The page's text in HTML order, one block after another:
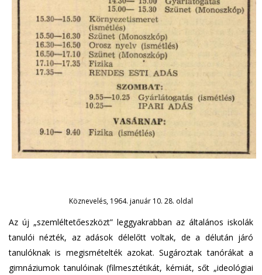
Köznevelés, 1964. január 10. 28. oldal
Az új „szemléltetőeszközt” leggyakrabban az általános iskolák
tanulói nézték, az adások délelőtt voltak, de a délután járó
tanulóknak is megismételték azokat. Sugároztak tanórákat a
gimnáziumok tanulóinak (filmesztétikát, kémiát, sőt „ideológiai